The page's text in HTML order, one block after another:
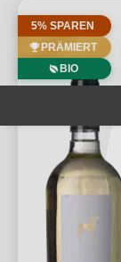
5% SPAREN
PRÄMIERT
BIO